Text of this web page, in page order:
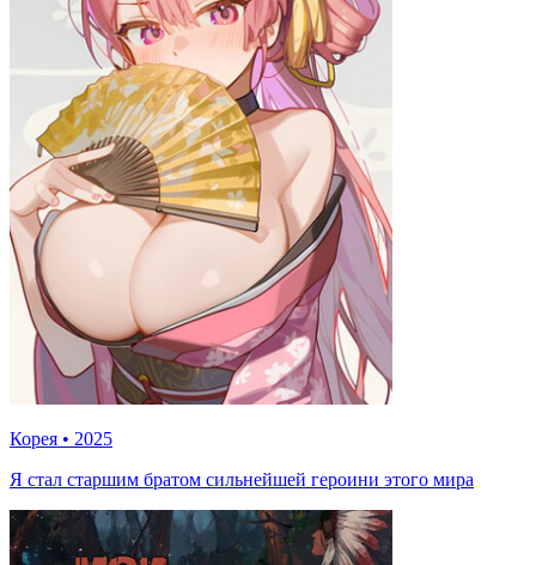
Корея • 2025
Я стал старшим братом сильнейшей героини этого мира